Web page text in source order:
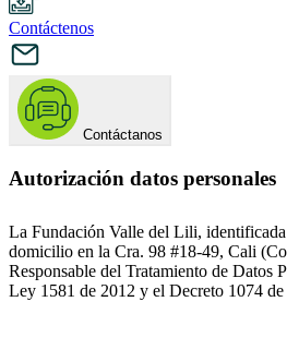
Contáctenos
Contáctanos
Autorización datos personales
La Fundación Valle del Lili,
domicilio en la Cra. 98 #18-49, Cali
Responsable del Tratamiento de Datos
Ley 1581 de 2012 y el Decreto 1074 de